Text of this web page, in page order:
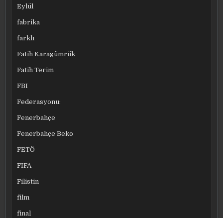
Eylül
fabrika
farklı
Fatih Karagümrük
Fatih Terim
FBI
Federasyonu:
Fenerbahçe
Fenerbahçe Beko
FETÖ
FIFA
Filistin
film
final